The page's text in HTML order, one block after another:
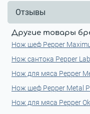
Отзывы
Другие товары
Нож шеф Pepper
Нож сантока Pepper
Нож для мяса Pepper
Нож шеф Pepper Metal
Нож для мяса Pepper